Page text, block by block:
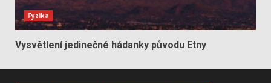
Fyzika
Vysvětlení jedinečné hádanky původu Etny